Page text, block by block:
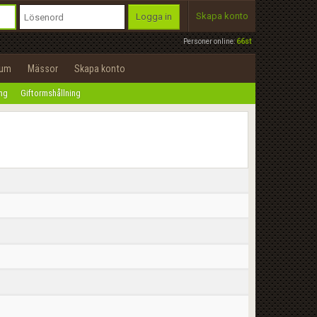
Personer online:66st
Logga in Skapa konto
Mässor Skapa konto
Giftormshållning